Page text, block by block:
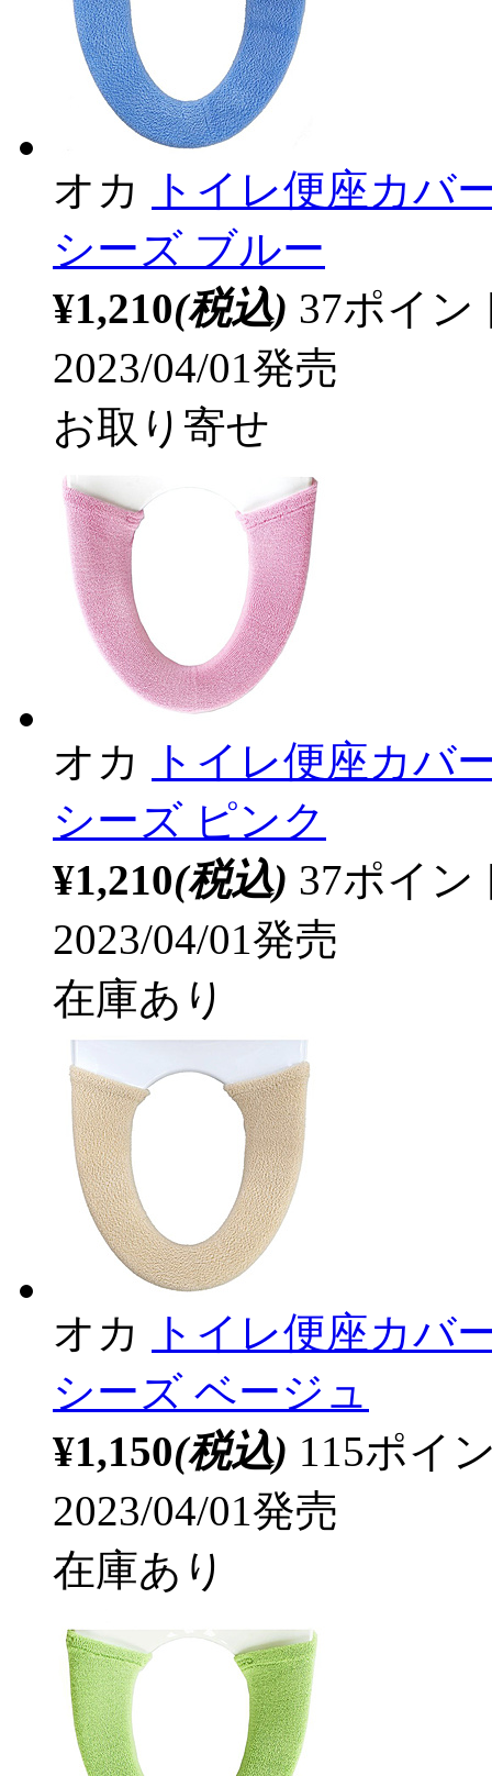
オカ
トイレ便座カバ
シーズ ブルー
¥1,210(税込) 37ポイ
2023/04/01発売
お取り寄せ
オカ
トイレ便座カバ
シーズ ピンク
¥1,210(税込) 37ポイ
2023/04/01発売
在庫あり
オカ
トイレ便座カバ
シーズ ベージュ
¥1,150(税込) 115ポイ
2023/04/01発売
在庫あり